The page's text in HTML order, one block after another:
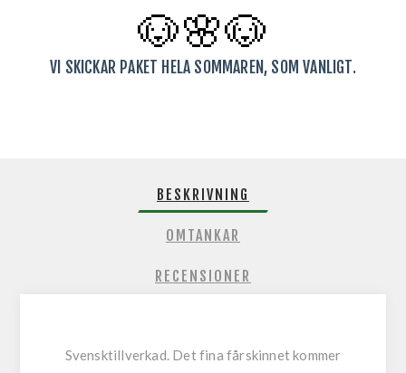
🐶🌸🐶
VI SKICKAR PAKET HELA SOMMAREN, SOM VANLIGT.
BESKRIVNING
OMTANKAR
RECENSIONER
Svensktillverkad. Det fina fårskinnet kommer